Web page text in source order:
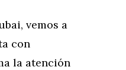
vemos a
con
la atención